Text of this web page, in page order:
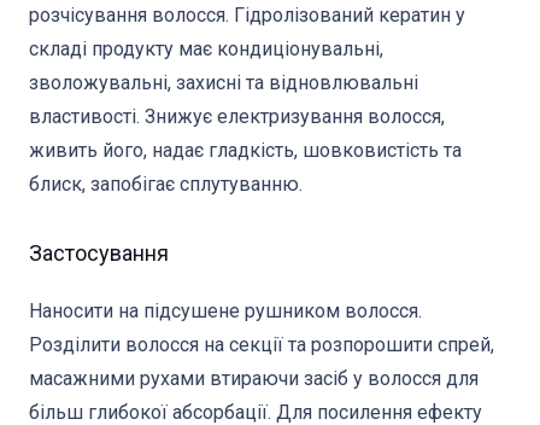
розчісування волосся. Гідролізований кератин у
складі продукту має кондиціонувальні,
зволожувальні, захисні та відновлювальні
властивості. Знижує електризування волосся,
живить його, надає гладкість, шовковистість та
блиск, запобігає сплутуванню.
Застосування
Наносити на підсушене рушником волосся.
Розділити волосся на секції та розпорошити спрей,
масажними рухами втираючи засіб у волосся для
більш глибокої абсорбації. Для посилення ефекту